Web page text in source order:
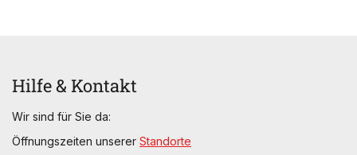
Hilfe & Kontakt
Wir sind für Sie da:
Öffnungszeiten unserer Standorte